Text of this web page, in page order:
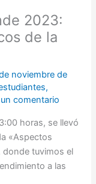
2023:
de la
noviembre de
,
un comentario
horas, se llevó
«Aspectos
donde tuvimos el
a las